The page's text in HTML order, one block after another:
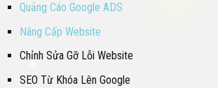
Quảng Cáo Google ADS
Nâng Cấp Website
Chỉnh Sửa Gỡ Lỗi Website
SEO Từ Khóa Lên Google